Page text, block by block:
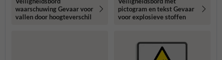
waarschuwing Gevaar voor
vallen door hoogteverschil
pictogram en tekst Gevaar
voor explosieve stoffen